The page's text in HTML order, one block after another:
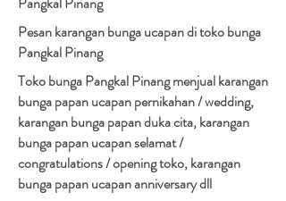
Pesan karangan bunga ucapan di toko bunga
Pangkal Pinang
Toko bunga Pangkal Pinang menjual karangan
bunga papan ucapan pernikahan / wedding,
karangan bunga papan duka cita, karangan
bunga papan ucapan selamat /
congratulations / opening toko, karangan
bunga papan ucapan anniversary dll